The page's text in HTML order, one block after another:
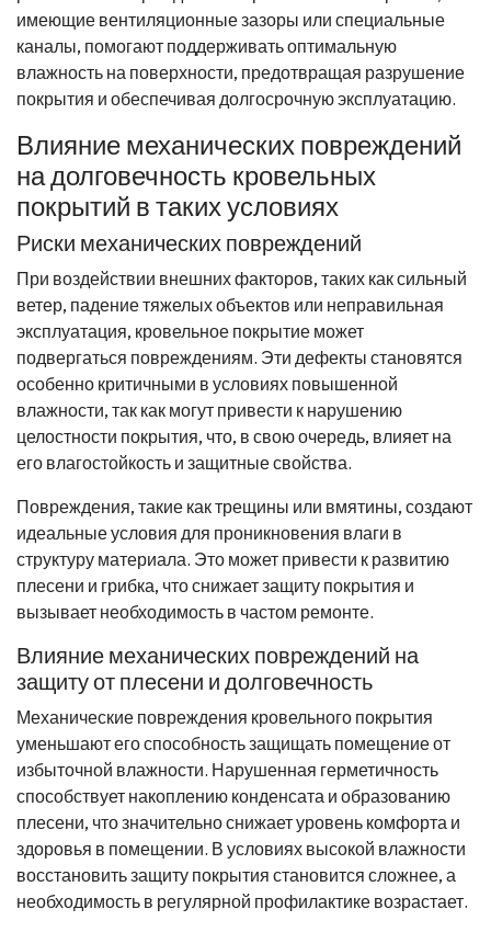
имеющие вентиляционные зазоры или специальные
каналы, помогают поддерживать оптимальную
влажность на поверхности, предотвращая разрушение
покрытия и обеспечивая долгосрочную эксплуатацию.
Влияние механических повреждений
на долговечность кровельных
покрытий в таких условиях
Риски механических повреждений
При воздействии внешних факторов, таких как сильный
ветер, падение тяжелых объектов или неправильная
эксплуатация, кровельное покрытие может
подвергаться повреждениям. Эти дефекты становятся
особенно критичными в условиях повышенной
влажности, так как могут привести к нарушению
целостности покрытия, что, в свою очередь, влияет на
его влагостойкость и защитные свойства.
Повреждения, такие как трещины или вмятины, создают
идеальные условия для проникновения влаги в
структуру материала. Это может привести к развитию
плесени и грибка, что снижает защиту покрытия и
вызывает необходимость в частом ремонте.
Влияние механических повреждений на
защиту от плесени и долговечность
Механические повреждения кровельного покрытия
уменьшают его способность защищать помещение от
избыточной влажности. Нарушенная герметичность
способствует накоплению конденсата и образованию
плесени, что значительно снижает уровень комфорта и
здоровья в помещении. В условиях высокой влажности
восстановить защиту покрытия становится сложнее, а
необходимость в регулярной профилактике возрастает.